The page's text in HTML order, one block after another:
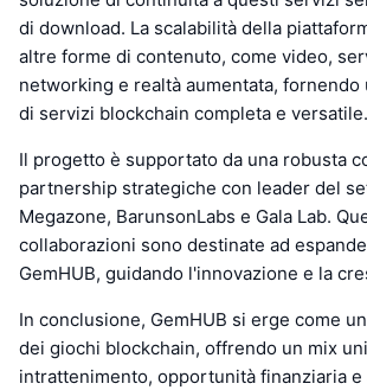
di download. La scalabilità della
altre forme di contenuto, come video,
networking e realtà aumentata, fornendo
di servizi blockchain completa e versatile.
Il progetto è supportato da una robusta
partnership strategiche con leader del
Megazone, BarunsonLabs e Gala Lab.
collaborazioni sono destinate ad
GemHUB, guidando l'innovazione e la
In conclusione, GemHUB si erge come
dei giochi blockchain, offrendo un mix
intrattenimento, opportunità finanziaria e